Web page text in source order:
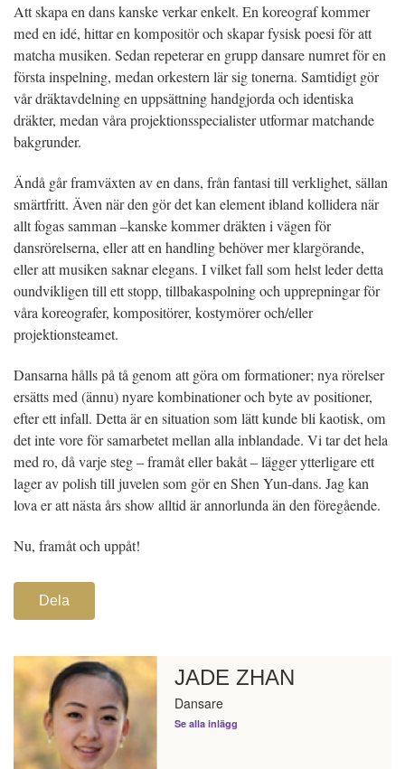
Att skapa en dans kanske verkar enkelt. En koreograf kommer
med en idé, hittar en kompositör och skapar fysisk poesi för att
matcha musiken. Sedan repeterar en grupp dansare numret för en
första inspelning, medan orkestern lär sig tonerna. Samtidigt gör
vår dräktavdelning en uppsättning handgjorda och identiska
dräkter, medan våra projektionsspecialister utformar matchande
bakgrunder.
Ändå går framväxten av en dans, från fantasi till verklighet, sällan
smärtfritt. Även när den gör det kan element ibland kollidera när
allt fogas samman –kanske kommer dräkten i vägen för
dansrörelserna, eller att en handling behöver mer klargörande,
eller att musiken saknar elegans. I vilket fall som helst leder detta
oundvikligen till ett stopp, tillbakaspolning och upprepningar för
våra koreografer, kompositörer, kostymörer och/eller
projektionsteamet.
Dansarna hålls på tå genom att göra om formationer; nya rörelser
ersätts med (ännu) nyare kombinationer och byte av positioner,
efter ett infall. Detta är en situation som lätt kunde bli kaotisk, om
det inte vore för samarbetet mellan alla inblandade. Vi tar det hela
med ro, då varje steg – framåt eller bakåt – lägger ytterligare ett
lager av polish till juvelen som gör en Shen Yun-dans. Jag kan
lova er att nästa års show alltid är annorlunda än den föregående.
Nu, framåt och uppåt!
Dela
JADE ZHAN
Dansare
Se alla inlägg